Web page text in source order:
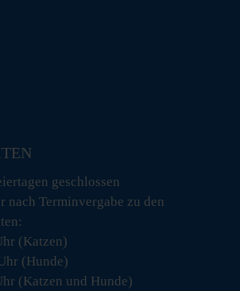
geschlossen
Terminvergabe zu den
(Katzen)
(Hunde)
(Katzen und Hunde)